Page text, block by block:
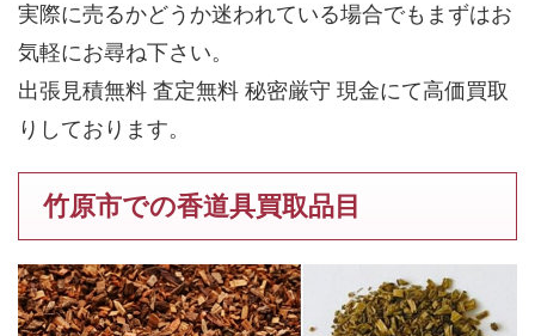
実際に売るかどうか迷われている場合でもまずはお
気軽にお尋ね下さい。
出張見積無料 査定無料 秘密厳守 現金にて高価買取
りしております。
竹原市での香道具買取品目